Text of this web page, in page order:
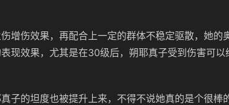
增伤效果，再配合上一定的群体不稳定驱散，她的
现效果，尤其是在30级后，朔耶真子受到伤害可以
子的坦度也被提升上来，不得不说她真的是个很棒